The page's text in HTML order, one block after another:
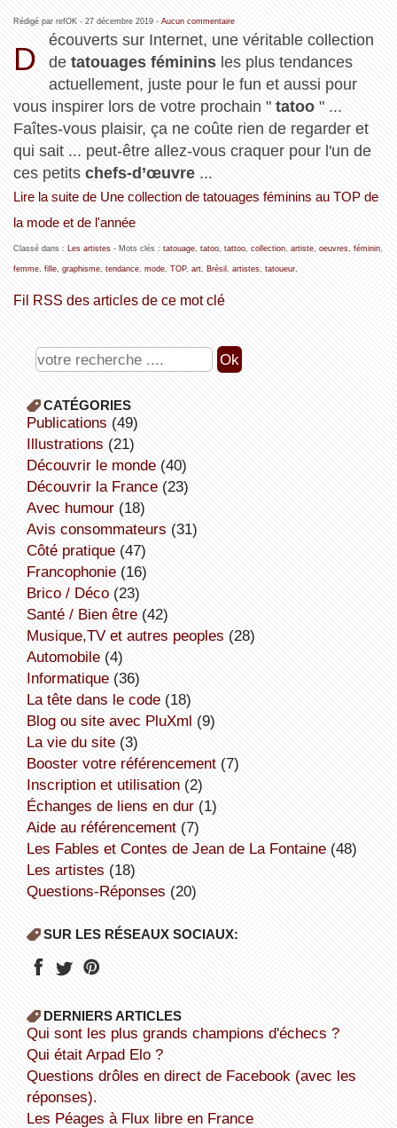
Rédigé par refOK - 27 décembre 2019- Aucun commentaire
D
écouverts sur Internet, une véritable collection
detatouages féminins les plus tendances
actuellement, juste pour le fun et aussi pour
vous inspirer lors de votre prochain " tatoo" ...
Faîtes-vous plaisir, ça ne coûte rien de regarder et
qui sait ... peut-être allez-vous craquer pour l'un de
ces petits chefs-d’œuvre...
Lire la suite de Une collection de tatouages féminins au TOP de
la mode et de l'année
Classé dans : Les artistes- Mots clés : tatouage, tatoo, tattoo, collection, artiste, oeuvres, féminin,
femme, fille, graphisme, tendance, mode, TOP, art, Brésil artistes, tatoueur,
Fil RSS des articles de ce mot clé
CATÉGORIES
publications (49)
illustrations (21)
découvrir le monde(40)
découvrir la France(23)
avec humour(18)
avis consommateurs (31)
côté pratique(47)
Francophonie(16)
Brico / Déco(23)
Santé / Bien être(42)
Musique,TV et autres peoples (28)
Automobile(4)
informatique(36)
la tête dans le code(18)
Blog ou site avec PluXml (9)
la vie du site(3)
booster votre référencement(7)
inscription et utilisation(2)
échanges de liens en dur(1)
aide au référencement(7)
Les Fables et Contes de Jean de La Fontaine(48)
Les artistes (18)
Questions-Réponses (20)
SUR LES RÉSEAUX SOCIAUX:
DERNIERS ARTICLES
Qui sont les plus grands champions d'échecs ?
Qui était Arpad Elo ?
Questions drôles en direct de Facebook (avec les
réponses).
Les Péages à Flux libre en France